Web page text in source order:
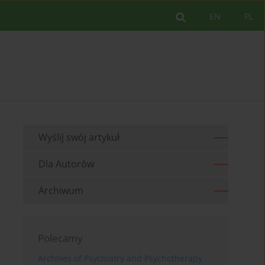
PL
EN
Wyślij swój artykuł
Dla Autorów
Archiwum
Polecamy
Archives of Psychiatry and Psychotherapy